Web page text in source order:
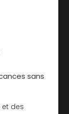
sans
des